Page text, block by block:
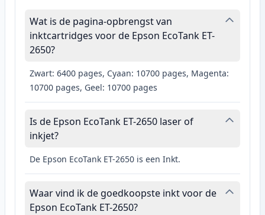
Wat is de pagina-opbrengst van
inktcartridges voor de Epson EcoTank ET-
2650?
Zwart: 6400 pages, Cyaan: 10700 pages, Magenta:
10700 pages, Geel: 10700 pages
Is de Epson EcoTank ET-2650 laser of
inkjet?
De Epson EcoTank ET-2650 is een Inkt.
Waar vind ik de goedkoopste inkt voor de
Epson EcoTank ET-2650?